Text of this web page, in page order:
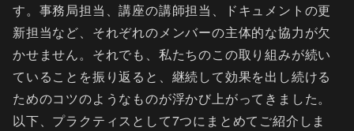
す。事務局担当、講座の講師担当、ドキュメントの更
新担当など、それぞれのメンバーの主体的な協力が欠
かせません。それでも、私たちのこの取り組みが続い
ていることを振り返ると、継続して効果を出し続ける
ためのコツのようなものが浮かび上がってきました。
以下、プラクティスとして7つにまとめてご紹介しま